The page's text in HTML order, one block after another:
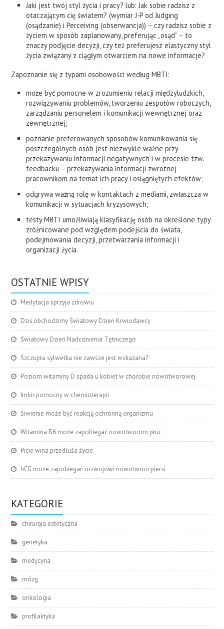
Jaki jest twój styl życia i pracy? lub: Jak sobie radzisz z
otaczającym cię światem? (wymiar J-P od Judging
(osądzanie) i Perceiving (obserwancja)) – czy radzisz sobie z
życiem w sposób zaplanowany, preferując „osąd” – to
znaczy podjęcie decyzji, czy też preferujesz elastyczny styl
życia związany z ciągłym otwarciem na nowe informacje?
Zapoznanie się z typami osobowości według MBTI:
może być pomocne w zrozumieniu relacji międzyludzkich,
rozwiązywaniu problemów, tworzeniu zespołów roboczych,
zarządzaniu personelem i komunikacji wewnętrznej oraz
zewnętrznej;
poznanie preferowanych sposobów komunikowania się
poszczególnych osób jest niezwykle ważne przy
przekazywaniu informacji negatywnych i w procesie tzw.
feedbacku – przekazywania informacji zwrotnej
pracownikom na temat ich pracy i osiągniętych efektów;
odgrywa ważną rolę w kontaktach z mediami, zwłaszcza w
komunikacji w sytuacjach kryzysowych;
testy MBTI umożliwiają klasyfikację osób na określone typy
zróżnicowane pod względem podejścia do świata,
podejmowania decyzji, przetwarzania informacji i
organizacji życia.
OSTATNIE WPISY
Medytacja sprzyja zdrowiu
Dziś obchodzimy Światowy Dzień Krwiodawcy
Światowy Dzień Nadciśnienia Tętniczego
Szczupła sylwetka nie zawsze jest wskazana?
Poziom witaminy D spada u kobiet w chorobie nowotworowej
Imbir pomocny w chemioterapii
Siwienie może być reakcją ochronną organizmu
Witamina B6 może zapobiegać nowotworom płuc
Picie wina przedłuża życie
hCG może zapobiegać rozwojowi nowotworu piersi
KATEGORIE
chirurgia estetyczna
genetyka
medycyna
mózg
onkologia
profilaktyka